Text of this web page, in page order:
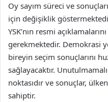
Oy sayım süreci ve
için değişiklik
YSK’nın resmi
gerekmektedir. Demokrasi
bireyin seçim sonuçlarını
sağlayacaktır.
noktasıdır ve sonuçlar,
sahiptir.